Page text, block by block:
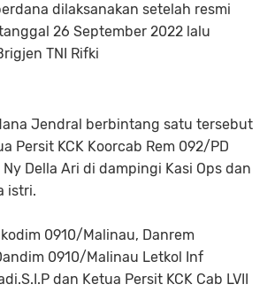
dilaksanakan setelah resmi
26 September 2022 lalu
TNI Rifki
Jendral berbintang satu tersebut
Persit KCK Koorcab Rem 092/PD
Della Ari di dampingi Kasi Ops dan
istri.
0910/Malinau, Danrem
0910/Malinau Letkol Inf
dan Ketua Persit KCK Cab LVII